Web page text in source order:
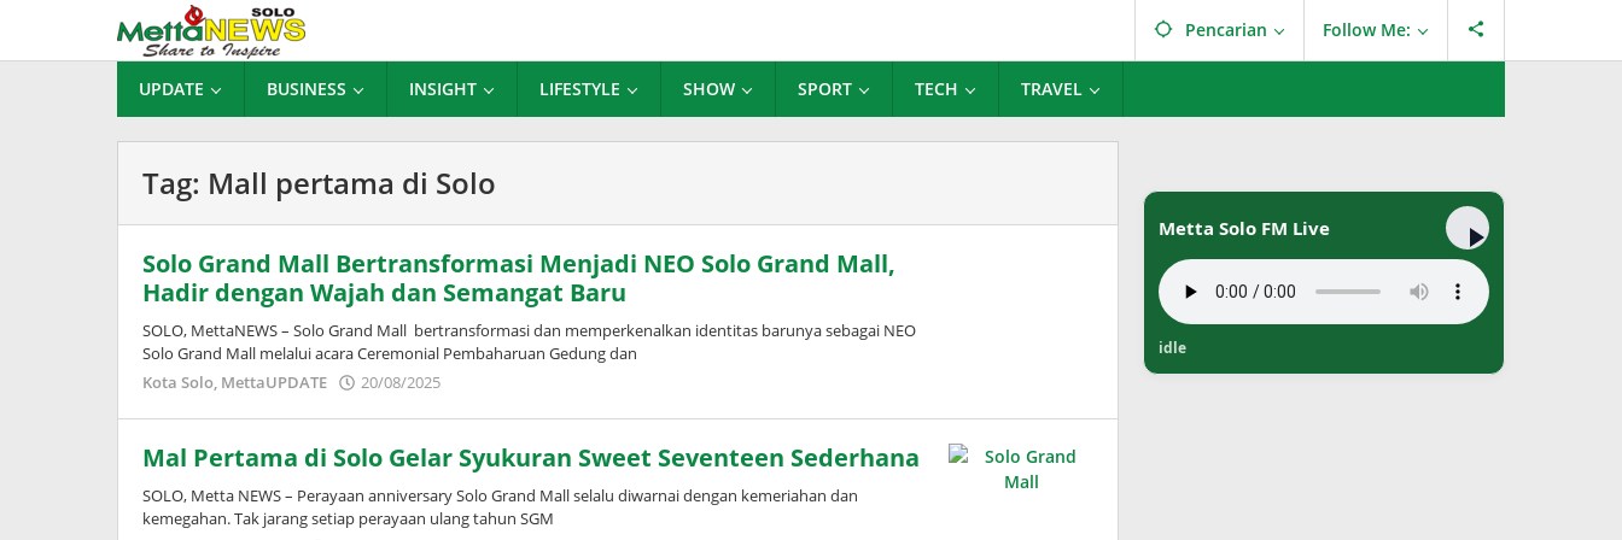
konten
Pencarian Follow Me:
UPDATE BUSINESS INSIGHT LIFESTYLE SHOW SPORT TECH TRAVEL
Tag: Mall pertama di Solo
Solo Grand Mall Bertransformasi Menjadi NEO Solo Grand Mall,
Hadir dengan Wajah dan Semangat Baru
SOLO, MettaNEWS – Solo Grand Mall bertransformasi dan memperkenalkan identitas barunya sebagai NEO
Solo Grand Mall melalui acara Ceremonial Pembaharuan Gedung dan
Kota Solo, MettaUPDATE 20/08/2025
Mal Pertama di Solo Gelar Syukuran Sweet Seventeen Sederhana
SOLO, Metta NEWS – Perayaan anniversary Solo Grand Mall selalu diwarnai dengan kemeriahan dan
kemegahan. Tak jarang setiap perayaan ulang tahun SGM
Metta Solo FM Live
idle